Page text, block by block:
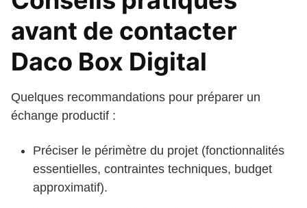
avant de contacter
Daco Box Digital
Quelques recommandations pour préparer un
échange productif :
Préciser le périmètre du projet (fonctionnalités
essentielles, contraintes techniques, budget
approximatif).